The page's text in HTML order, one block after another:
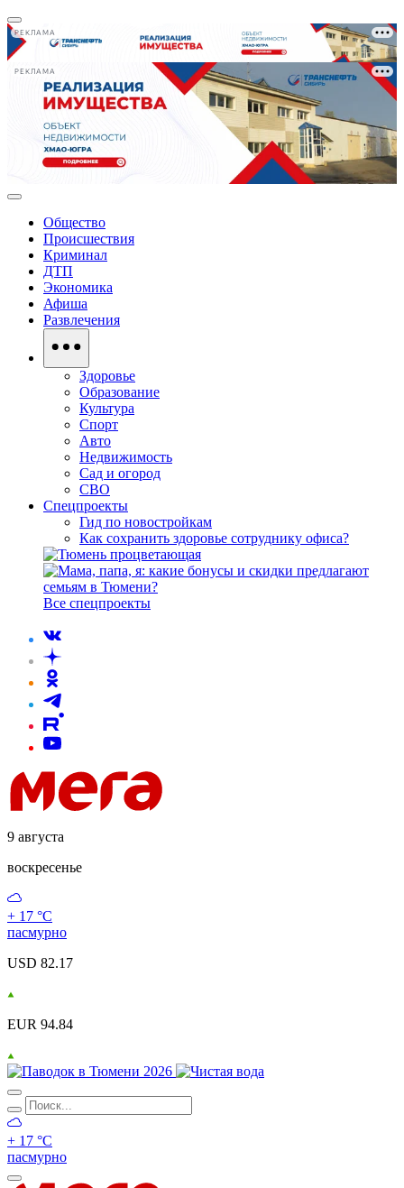
РЕКЛАМА
РЕКЛАМА
Общество
Происшествия
Криминал
ДТП
Экономика
Афиша
Развлечения
Здоровье
Образование
Культура
Спорт
Авто
Недвижимость
Сад и огород
СВО
Спецпроекты
Гид по новостройкам
Как сохранить здоровье сотруднику офиса?
Все спецпроекты
9 августа
воскресенье
+ 17 °С
пасмурно
USD 82.17
EUR 94.84
+ 17 °С
пасмурно